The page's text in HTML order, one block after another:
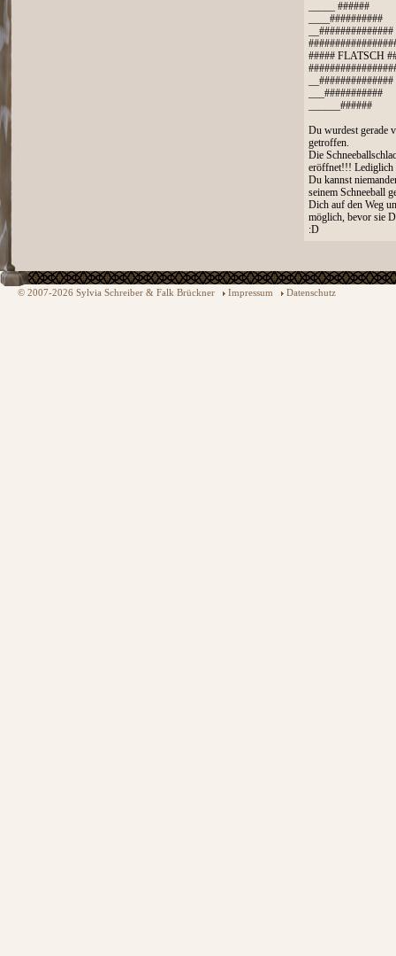
_____ ######
____##########
__##############
##### FLATSCH
__##############
___###########
______######
Du wurdest gerade
getroffen.
Die
eröffnet!!! Lediglich
Du kannst
seinem Schneeball
Dich auf den Weg
möglich, bevor sie
:D
© 2007-2026 Sylvia Schreiber & Falk Brückner Impressum Datenschutz